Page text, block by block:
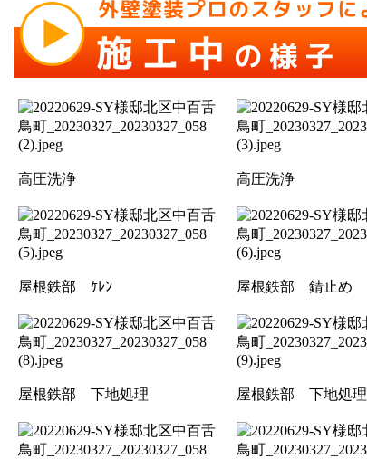
高圧洗浄 高圧洗浄
屋根鉄部 ｹﾚﾝ 屋根鉄部 錆止め
屋根鉄部 下地処理 屋根鉄部 下地処理